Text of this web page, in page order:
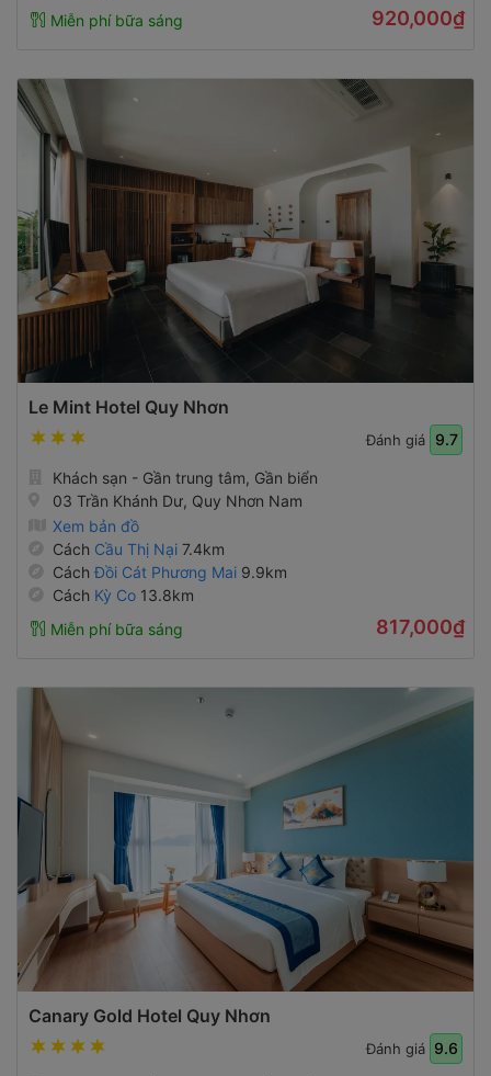
Miễn phí bữa sáng
920,000₫
Le Mint Hotel Quy Nhơn
Đánh giá 9.7
Khách sạn - Gần trung tâm, Gần biển
03 Trần Khánh Dư, Quy Nhơn Nam
Xem bản đồ
Cách Cầu Thị Nại 7.4km
CáchĐồi Cát Phương Mai 9.9km
Cách Kỳ Co 13.8km
Miễn phí bữa sáng
817,000₫
Canary Gold Hotel Quy Nhơn
Đánh giá 9.6